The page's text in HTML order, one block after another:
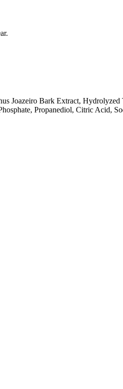
Joazeiro Bark Extract,
Propanediol, Citric Acid,